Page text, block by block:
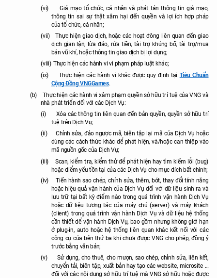
(vi)
Giả mạo tổ chức, cá nhân và phát tán thông tin giả mạo,
thông tin sai sự thật xâm hại đến quyền và lợi ích hợp pháp
của tổ chức, cá nhân;
(vii)
Thực hiện giao dịch, hoặc các hoạt đông liên quan đến giao
dịch gian lận, lừa đảo, rửa tiền, tài trợ khủng bố, tài trợ/mua
bán vũ khí, hoặc thông tin giao dịch bị lợi dụng;
(viii) Thực hiện các hành vi vi phạm pháp luật khác;
(ix)
Thực hiện các hành vi khác được quy định tại Tiêu Chuẩn
Cộng Đồng VNGGames.
(b)
Thực hiện các hành vi xâm phạm quyền sở hữu trí tuệ của VNG và
nhà phát triển đối với các Dịch Vụ:
(i)
Xóa các thông tin liên quan đến bản quyền, quyền sở hữu trí
tuệ trên Dịch Vụ;
(ii)
Chỉnh sửa, đảo ngược mã, biên tập lại mã của Dịch Vụ hoặc
dùng các cách thức khác để phát hiện, và/hoặc can thiệp vào
mã nguồn gốc của Dịch Vụ;
(iii)
Scan, kiểm tra, kiểm thử để phát hiện hay tìm kiếm lỗi (bug)
hoặc điểm yếu tồn tại của các Dịch Vụ cho mục đích bất chính;
(iv)
Tiến hành sao chép, chỉnh sửa, thêm, bớt, thay đổi tính năng
hoặc hiệu quả vận hành của Dịch Vụ đối với dữ liệu sinh ra và
lưu trữ tại bất kỳ điểm nào trong quá trình vận hành Dịch Vụ
hoặc dữ liệu tương tác của máy chủ (server) và máy khách
(client) trong quá trình vận hành Dịch Vụ và dữ liệu hệ thống
cần thiết để vận hành Dịch Vụ, bao gồm nhưng không giới hạn
ở plug-in, auto hoặc hệ thống liên quan khác kết nối với các
công cụ của bên thứ ba khi chưa được VNG cho phép, đồng ý
trước bằng văn bản;
(v)
Sử dụng, cho thuê, cho mượn, sao chép, chỉnh sửa, liên kết,
chuyển tải, biên tập, xuất bản hay tạo các website, microsite …
đối với các nội dung sở hữu trí tuệ mà VNG sở hữu hoặc được